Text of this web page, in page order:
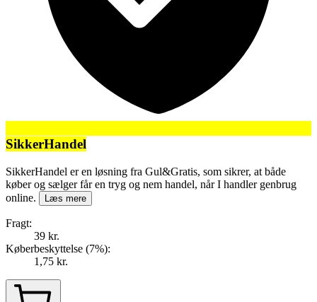
SikkerHandel
SikkerHandel er en løsning fra Gul&Gratis, som sikrer, at både
køber og sælger får en tryg og nem handel, når I handler genbrug
online.
Læs mere
Fragt:
39 kr.
Køberbeskyttelse (7%):
1,75 kr.